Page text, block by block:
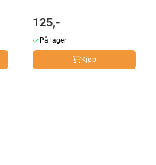
125,-
På lager
Kjøp